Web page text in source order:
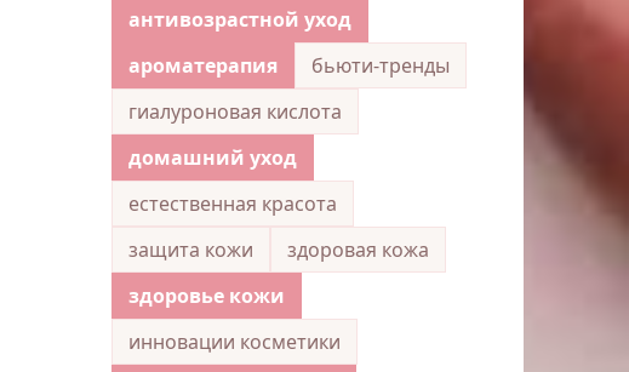
антивозрастной уход
ароматерапия
бьюти-тренды
гиалуроновая кислота
домашний уход
естественная красота
защита кожи
здоровая кожа
здоровье кожи
инновации косметики